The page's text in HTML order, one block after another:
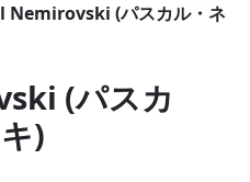
Nemirovski (パスカル・ネ
(パスカ
)